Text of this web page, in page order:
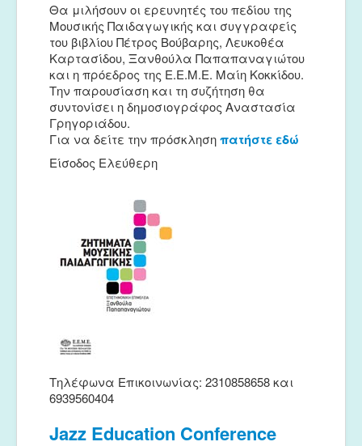
Θα μιλήσουν οι ερευνητές του πεδίου της
Μουσικής Παιδαγωγικής και συγγραφείς
του βιβλίου Πέτρος Βούβαρης, Λευκοθέα
Καρτασίδου, Ξανθούλα Παπαπαναγιώτου
και η πρόεδρος της Ε.Ε.Μ.Ε. Μαίη Κοκκίδου.
Την παρουσίαση και τη συζήτηση θα
συντονίσει η δημοσιογράφος Αναστασία
Γρηγοριάδου.
Για να δείτε την πρόσκλησηπατήστε εδώ
Είσοδος Ελεύθερη
Τηλέφωνα Επικοινωνίας: 2310858658 και
6939560404
Jazz Education Conference